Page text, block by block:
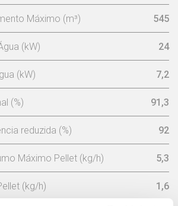
Máximo (m³) 545
(kW) 24
(kW) 7,2
(%) 91,3
reduzida (%) 92
Máximo Pellet (kg/h) 5,3
(kg/h) 1,6